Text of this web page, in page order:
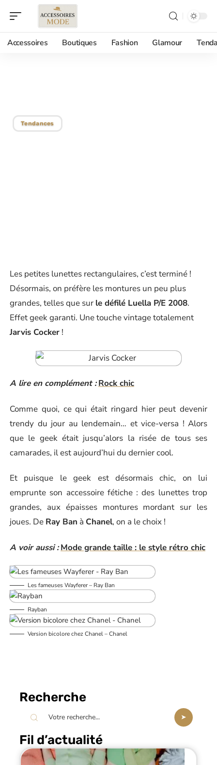
Accessoires Boutiques Fashion Glamour
Tendances
Les petites lunettes rectangulaires, c’est terminé !
Désormais, on préfère les montures un peu plus
grandes, telles que sur le défilé Luella P/E 2008.
Effet geek garanti. Une touche vintage totalement
Jarvis Cocker !
A lire en complément : Rock chic
Comme quoi, ce qui était ringard hier peut devenir
trendy du jour au lendemain… et vice-versa ! Alors
que le geek était jusqu’alors la risée de tous ses
camarades, il est aujourd’hui du dernier cool.
Et puisque le geek est désormais chic, on lui
emprunte son accessoire fétiche : des lunettes trop
grandes, aux épaisses montures mordant sur les
joues. De Ray Ban à Chanel, on a le choix !
A voir aussi : Mode grande taille : le style rétro chic
Les fameuses Wayferer – Ray Ban
Rayban
Version bicolore chez Chanel – Chanel
Recherche
Fil d’actualité